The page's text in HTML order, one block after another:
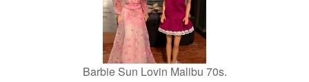
Barbie Sun Lovin Malibu 70s.